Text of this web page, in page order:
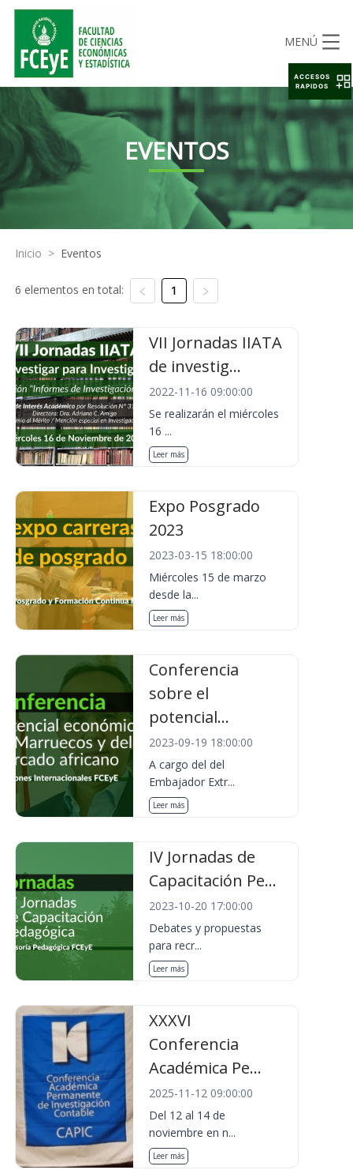
MENÚ
EVENTOS
Inicio > Eventos
6 elementos en total: 1
VII Jornadas IIATA
de investig...
2022-11-16 09:00:00
Se realizarán el miércoles
16 ...
Leer más
Expo Posgrado
2023
2023-03-15 18:00:00
Miércoles 15 de marzo
desde la...
Leer más
Conferencia
sobre el
potencial...
2023-09-19 18:00:00
A cargo del del
Embajador Extr...
Leer más
IV Jornadas de
Capacitación Pe...
2023-10-20 17:00:00
Debates y propuestas
para recr...
Leer más
XXXVI
Conferencia
Académica Pe...
2025-11-12 09:00:00
Del 12 al 14 de
noviembre en n...
Leer más
ACCESOS
RAPIDOS